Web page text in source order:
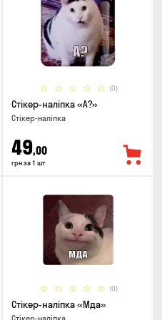
(0)
Стікер-наліпка «А?»
Стікер-наліпка
49,00
грн за 1 шт
(0)
Стікер-наліпка «Мда»